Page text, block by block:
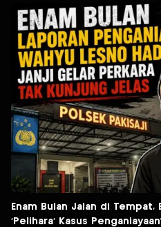
Enam Bulan Jalan di Tempat,
‘Pelihara’ Kasus